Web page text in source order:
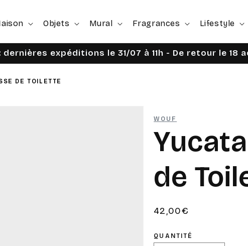
Objets Mural Fragrances Lifestyle
expéditions le 31/07 à 11h - De retour le
DE TOILETTE
WOUF
de
Prix
42,00€
QUANTITÉ